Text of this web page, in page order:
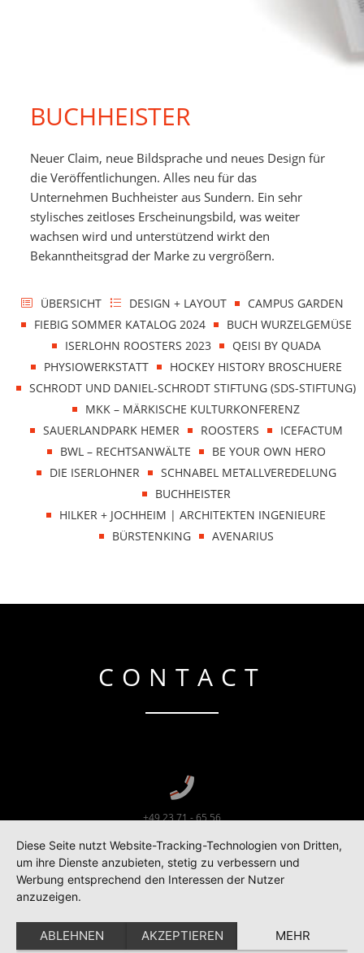
BUCHHEISTER
Neuer Claim, neue Bildsprache und neues Design für
die Veröffentlichungen. Alles neu für das
Unternehmen Buchheister aus Sundern. Ein sehr
stylisches zeitloses Erscheinungsbild, was weiter
wachsen wird und unterstützend wirkt den
Bekanntheitsgrad der Marke zu vergrößern.
ÜBERSICHT DESIGN + LAYOUT
CAMPUS GARDEN
FIEBIG SOMMER KATALOG 2024
BUCH WURZELGEMÜSE
ISERLOHN ROOSTERS 2023
QEISI BY QUADA
PHYSIOWERKSTATT
HOCKEY HISTORY BROSCHUERE
SCHRODT UND DANIEL-SCHRODT STIFTUNG (SDS-STIFTUNG)
MKK – MÄRKISCHE KULTURKONFERENZ
SAUERLANDPARK HEMER
ROOSTERS
ICEFACTUM
BWL – RECHTSANWÄLTE
BE YOUR OWN HERO
DIE ISERLOHNER
SCHNABEL METALLVEREDELUNG
BUCHHEISTER
HILKER + JOCHHEIM | ARCHITEKTEN INGENIEURE
BÜRSTENKING
AVENARIUS
CONTACT
+49 23 71 - 65 56
lt [at] toellestudios.de
Corunnastr. 14b
Diese Seite nutzt Website-Tracking-Technologien von Dritten,
um ihre Dienste anzubieten, stetig zu verbessern und
Werbung entsprechend den Interessen der Nutzer
anzuzeigen.
ABLEHNEN AKZEPTIEREN MEHR